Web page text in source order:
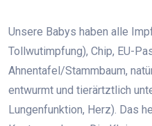
Unsere Babys haben alle
Tollwutimpfung), Chip, EU-
Ahnentafel/Stammbaum,
entwurmt und tierärtztlich
Lungenfunktion, Herz). Das